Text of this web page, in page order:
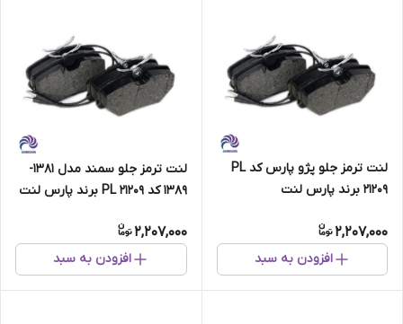
لنت ترمز جلو پژو پارس کد PL
21209 برند پارس لنت
2,207,000
افزودن به سبد
لنت ترمز جلو سمند مدل 1381-
1389 کد PL 21209 برند پارس لنت
2,207,000
افزودن به سبد